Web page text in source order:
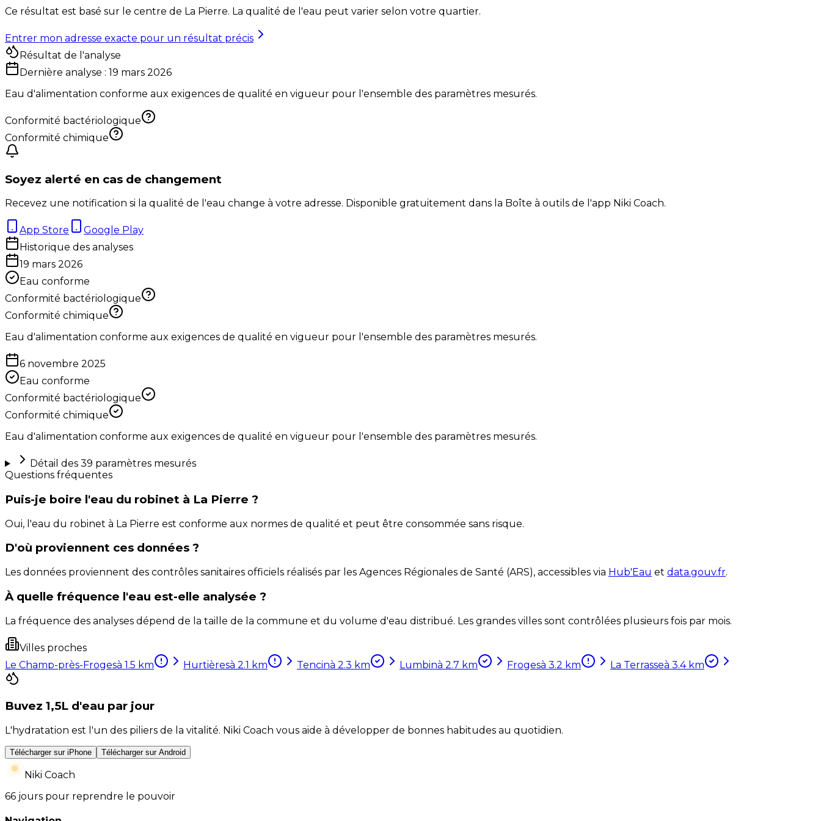
Ce résultat est basé sur le centre de La Pierre. La qualité de l'eau peut varier selon votre quartier.
Entrer mon adresse exacte pour un résultat précis
Résultat de l'analyse
Dernière analyse : 19 mars 2026
Eau d'alimentation conforme aux exigences de qualité en vigueur pour l'ensemble des paramètres mesurés.
Conformité bactériologique
Conformité chimique
Soyez alerté en cas de changement
Recevez une notification si la qualité de l'eau change à votre adresse. Disponible gratuitement dans la Boîte à outils de l'app Niki Coach.
App Store
Google Play
Historique des analyses
19 mars 2026
Eau conforme
Conformité bactériologique
Conformité chimique
Eau d'alimentation conforme aux exigences de qualité en vigueur pour l'ensemble des paramètres mesurés.
6 novembre 2025
Eau conforme
Conformité bactériologique
Conformité chimique
Eau d'alimentation conforme aux exigences de qualité en vigueur pour l'ensemble des paramètres mesurés.
Détail des 39 paramètres mesurés
Questions fréquentes
Puis-je boire l'eau du robinet à La Pierre ?
Oui, l'eau du robinet à La Pierre est conforme aux normes de qualité et peut être consommée sans risque.
D'où proviennent ces données ?
Les données proviennent des contrôles sanitaires officiels réalisés par les Agences Régionales de Santé (ARS), accessibles via Hub'Eau et data.gouv.fr.
À quelle fréquence l'eau est-elle analysée ?
La fréquence des analyses dépend de la taille de la commune et du volume d'eau distribué. Les grandes villes sont contrôlées plusieurs fois par mois.
Villes proches
Le Champ-près-Frogesà 1.5 km Hurtièresà 2.1 km Tencinà 2.3 km Lumbinà 2.7 km Frogesà 3.2 km La Terrasseà 3.4km
Buvez 1,5L d'eau par jour
L'hydratation est l'un des piliers de la vitalité. Niki Coach vous aide à développer de bonnes habitudes au quotidien.
Télécharger sur iPhone Télécharger sur Android
Niki Coach
66 jours pour reprendre le pouvoir